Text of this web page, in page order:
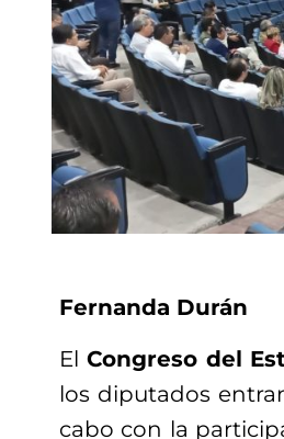
Fernanda Durán
El Congreso del
los diputados
cabo con la